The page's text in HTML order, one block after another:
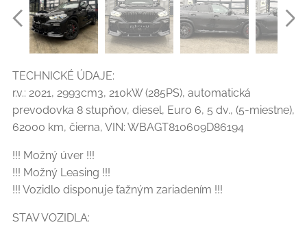
TECHNICKÉ ÚDAJE:
r.v.: 2021, 2993cm3, 210kW (285PS), automatická
prevodovka 8 stupňov, diesel, Euro 6, 5 dv., (5-miestne),
62000 km, čierna, VIN: WBAGT810609D86194
!!! Možný úver !!!
!!! Možný Leasing !!!
!!! Vozidlo disponuje ťažným zariadením !!!
STAV VOZIDLA: